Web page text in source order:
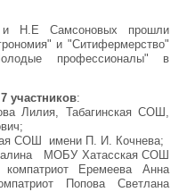
Н.Е Самсоновых прошли
и "Ситифермерство"
профессионалы" в
участников:
Лилия, Табагинская СОШ,
СОШ имени П. И. Кочнева;
МОБУ Хатасская СОШ
Еремеева Анна
Попова Светлана